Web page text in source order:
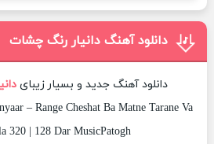
دانلود آهنگ دانیار رنگ چشات
دانلود آهنگ جدید و بسیار زیبای
– Range Cheshat Ba Matne Tarane Va
320 | 128 Dar MusicPatogh